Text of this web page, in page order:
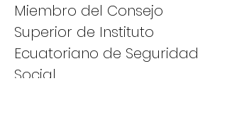
Miembro del Consejo
Superior de Instituto
Ecuatoriano de Seguridad
Social